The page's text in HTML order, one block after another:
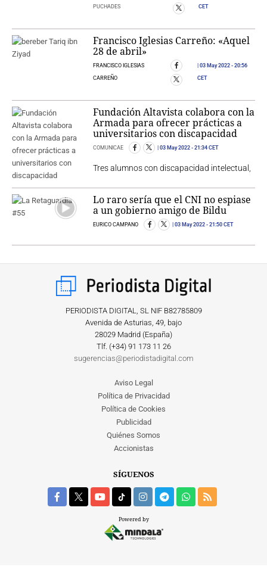
PUCHADES CET
Francisco Iglesias Carreño: «Aquel
28 de abril»
FRANCISCO IGLESIAS
CARREÑO
03 May 2022 - 20:56
CET
Fundación Altavista colabora con la
Armada para ofrecer prácticas a
universitarios con discapacidad
COMUNICAE 03 May 2022 - 21:34 CET
Tres alumnos con discapacidad intelectual,
Lo raro sería que el CNI no espiase
a un gobierno amigo de Bildu
EURICO CAMPANO 03 May 2022 - 21:50 CET
PERIODISTA DIGITAL, SL NIF B82785809
Avenida de Asturias, 49, bajo
28029 Madrid (España)
Tlf. (+34) ‎91 173 11 26
sugerencias@periodistadigital.com
Aviso Legal
Política de Privacidad
Política de Cookies
Publicidad
Quiénes Somos
Accionistas
SÍGUENOS
Powered by